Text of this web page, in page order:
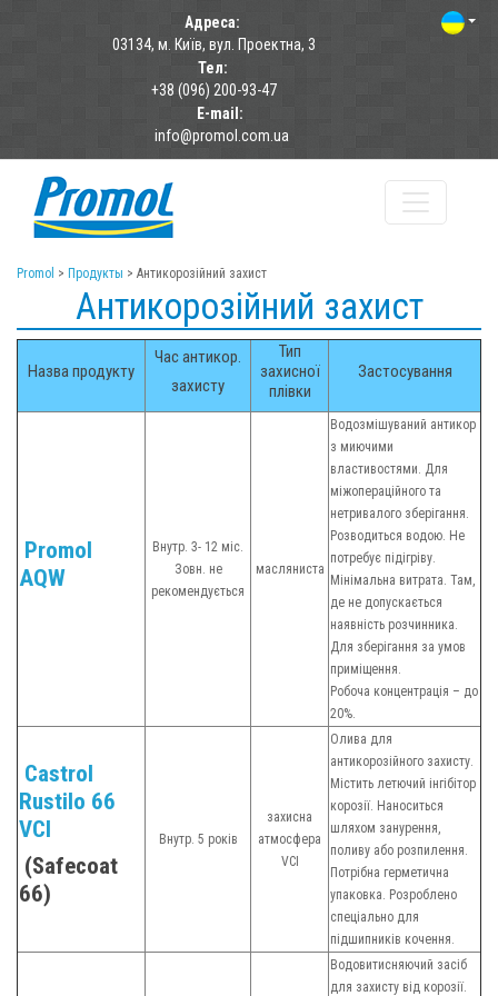
Адреса:
03134, м. Київ, вул. Проектна, 3
Тел:
+38 (096) 200-93-47
E-mail:
info@promol.com.ua
Promol > Продукты > Антикорозійний захист
Антикорозійний захист
Назва продукту
Час антикор.
захисту
Тип
захисної
плівки
Застосування
Promol
AQW
Внутр. 3- 12 міс.
Зовн. не
рекомендується
масляниста
Водозмішуваний антикор
з миючими
властивостями. Для
міжопераційного та
нетривалого зберігання.
Розводиться водою. Не
потребує підігріву.
Мінімальна витрата. Там,
де не допускається
наявність розчинника.
Для зберігання за умов
приміщення.
Робоча концентрація – до
20%.
Castrol
Rustilo 66
VCI
(Safecoat
66)
Внутр. 5 років
захисна
атмосфера
VCI
Олива для
антикорозійного захисту.
Містить летючий інгібітор
корозії. Наноситься
шляхом занурення,
поливу або розпилення.
Потрібна герметична
упаковка. Розроблено
спеціально для
підшипників кочення.
Водовитисняючий засіб
для захисту від корозії.